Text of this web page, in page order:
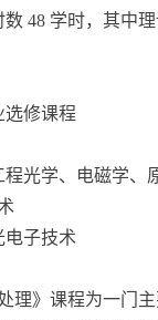
48 学时，其中
选修课程
程光学、电磁学、
电子技术
理》课程为一门